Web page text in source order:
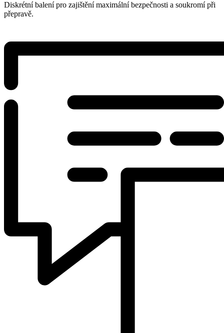
Diskrétní balení pro zajištění maximální bezpečnosti a soukromí při
přepravě.